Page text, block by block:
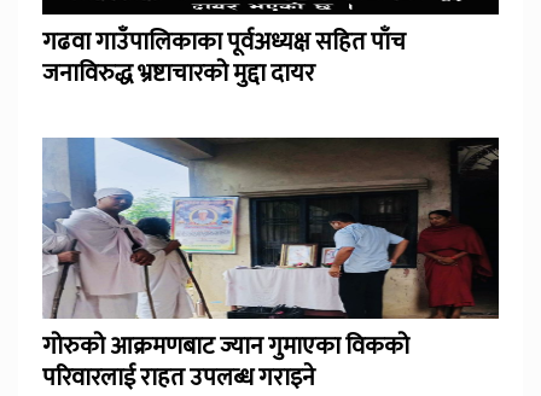
गढवा गाउँपालिकाका पूर्वअध्यक्ष सहित पाँच
जनाविरुद्ध भ्रष्टाचारको मुद्दा दायर
गोरुको आक्रमणबाट ज्यान गुमाएका विकको
परिवारलाई राहत उपलब्ध गराइने